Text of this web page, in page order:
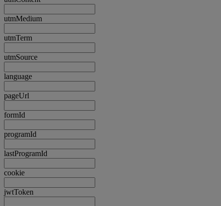
utmMedium
utmTerm
utmSource
language
pageUrl
formId
programId
lastProgramId
cookie
jwtToken